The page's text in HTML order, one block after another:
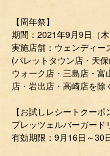
【周年祭】
期間：2021年9月9日（木
実施店舗：ウェンディ
(パレットタウン店・天
ウォーク店・三島店・
店・岩出店・高崎店を除
【お試しレシートクーポ
プレッツェルバーガード
有効期限：9月16日～30